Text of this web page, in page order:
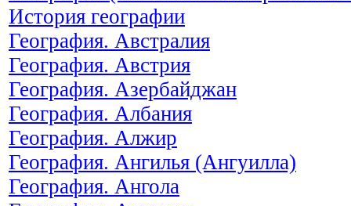
История географии
География. Австралия
География. Австрия
География. Азербайджан
География. Албания
География. Алжир
География. Ангилья (Ангуилла)
География. Ангола